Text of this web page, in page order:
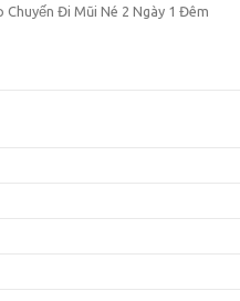
Chuyến Đi Mũi Né 2 Ngày 1 Đêm